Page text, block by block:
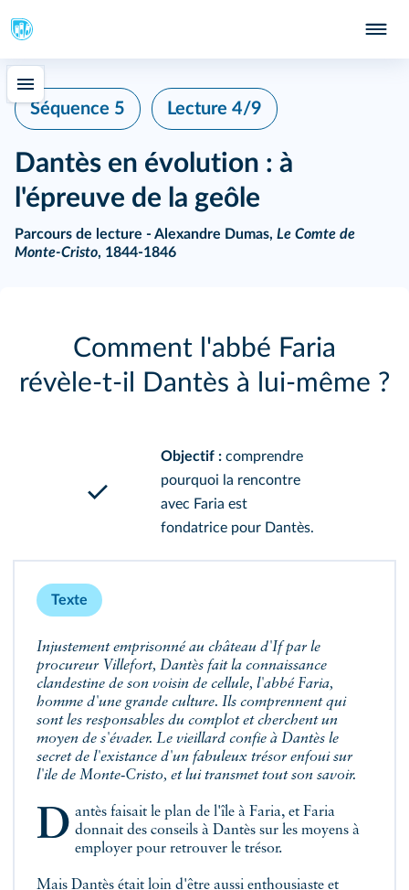
Séquence 5 Lecture 4/9
Dantès en évolution : à
l'épreuve de la geôle
Parcours de lecture - Alexandre Dumas, Le Comte de
Monte-Cristo, 1844-1846
Comment l'abbé Faria
révèle‑t‑il Dantès à lui‑même ?
Objectif : comprendre
pourquoi la rencontre
avec Faria est
fondatrice pour Dantès.
Texte
Injustement emprisonné au château d'If par le
procureur Villefort, Dantès fait la connaissance
clandestine de son voisin de cellule, l'abbé Faria,
homme d'une grande culture. Ils comprennent qui
sont les responsables du complot et cherchent un
moyen de s'évader. Le vieillard confie à Dantès le
secret de l'existance d'un fabuleux trésor enfoui sur
l'ile de Monte‑Cristo, et lui transmet tout son savoir.
Dantès faisait le plan de l'île à Faria, et Faria donnait des conseils à Dantès sur les moyens à
employer pour retrouver le trésor.
Mais Dantès était loin d'être aussi enthousiaste et